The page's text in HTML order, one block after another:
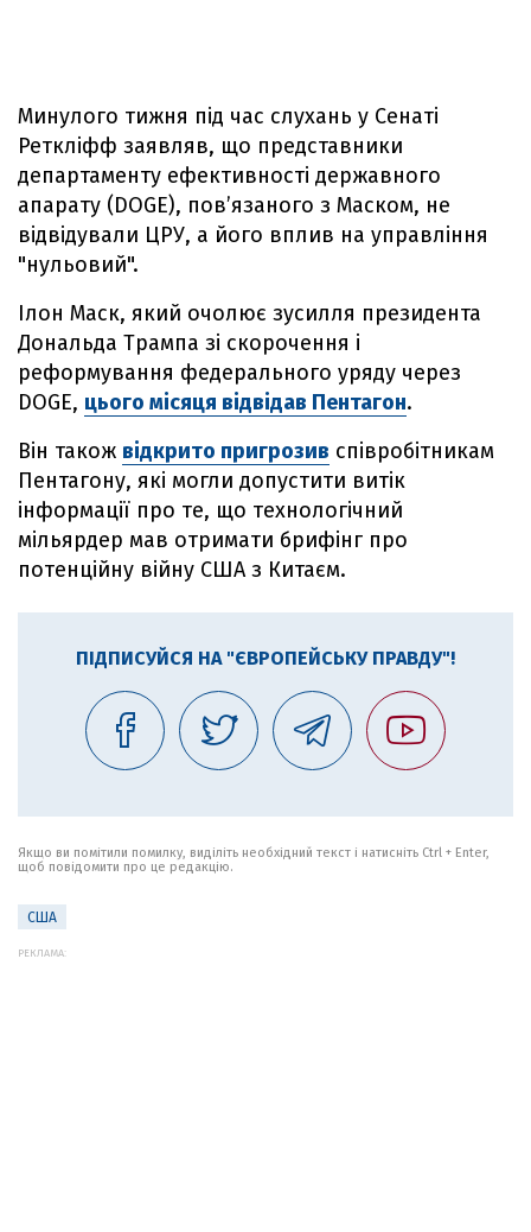
Минулого тижня під час слухань у Сенаті
Реткліфф заявляв, що представники
департаменту ефективності державного
апарату (DOGE), повʼязаного з Маском, не
відвідували ЦРУ, а його вплив на управління
"нульовий".
Ілон Маск, який очолює зусилля президента
Дональда Трампа зі скорочення і
реформування федерального уряду через
DOGE, цього місяця відвідав Пентагон.
Він також відкрито пригрозив співробітникам
Пентагону, які могли допустити витік
інформації про те, що технологічний
мільярдер мав отримати брифінг про
потенційну війну США з Китаєм.
ПІДПИСУЙСЯ НА "ЄВРОПЕЙСЬКУ ПРАВДУ"!
Якщо ви помітили помилку, виділіть необхідний текст і натисніть Ctrl + Enter,
щоб повідомити про це редакцію.
США
РЕКЛАМА: